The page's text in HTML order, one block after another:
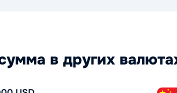
в других